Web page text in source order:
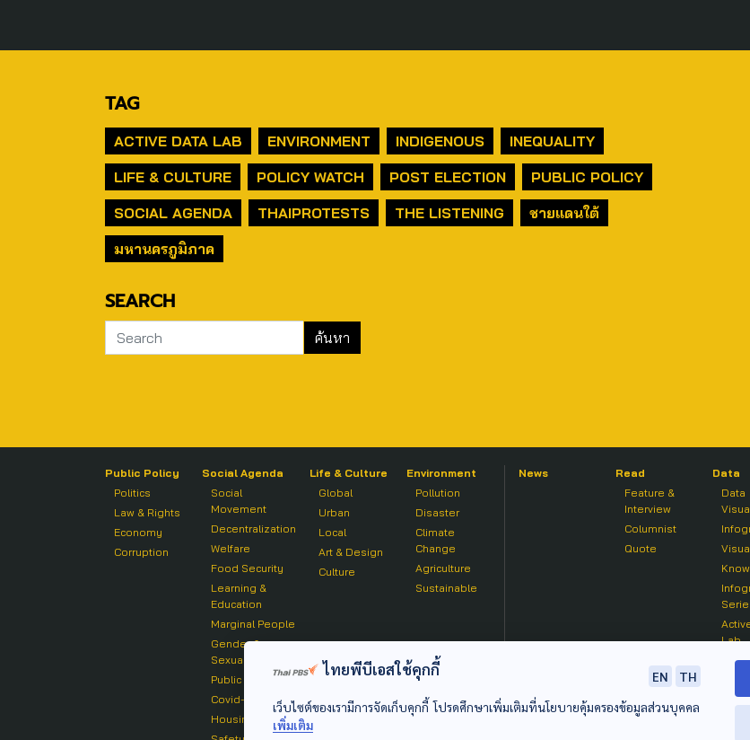
TAG
ACTIVE DATA LAB ENVIRONMENT INDIGENOUS
INEQUALITY
LIFE & CULTURE
POLICY WATCH POST ELECTION
PUBLIC POLICY
SOCIAL AGENDA
THAIPROTESTS THE LISTENING
ชายแดนใต้
มหานครภูมิภาค
SEARCH
Public Policy
Politics
Law & Rights
Economy
Corruption
Social Agenda
Social
Movement
Decentralization
Welfare
Food Security
Learning &
Education
Marginal People
Gender &
Sexuality
Public Health
Covid-19
Housing
Life & Culture
Global
Urban
Local
Art & Design
Culture
Environment
Pollution
Disaster
Climate
Change
Agriculture
Sustainable
News
Read
Feature &
Interview
Columnist
Quote
Data
Data
Lab
ไทยพีบีเอสใช้คุกกี้ EN
TH
เว็บไซต์ของเรามีการจัดเก็บคุกกี้ โปรดศึกษาเพิ่มเติมที่นโยบายคุ้มครองข้อมูลส่วนบุคคล
เพิ่มเติม